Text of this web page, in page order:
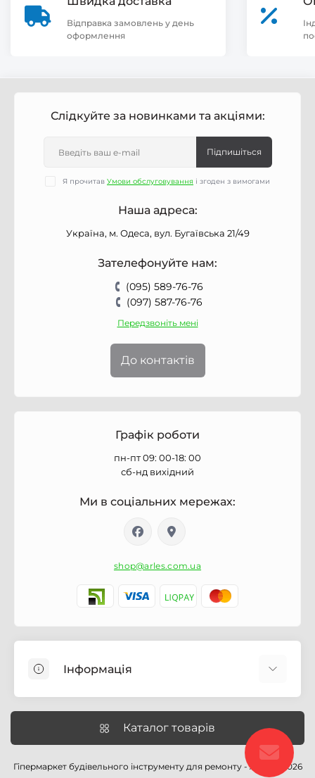
Відправка замовлень у день
оформлення
Слідкуйте за новинками та акціями:
Підпишіться
Я прочитав Умови обслуговування і згоден з вимогами
Наша адреса:
Україна, м. Одеса, вул. Бугаївська 21/49
Зателефонуйте нам:
(095) 589-76-76
(097) 587-76-76
Передзвоніть мені
До контактів
Графік роботи
пн-пт 09: 00-18: 00
сб-нд вихідний
Ми в соціальних мережах:
shop@arles.com.ua
Інформація
Про магазин Arles.com.ua
Умови обслуговування
Умови оформлення замовлення
Каталог товарів
Гіпермаркет будівельного інструменту для ремонту - Arles © 2026